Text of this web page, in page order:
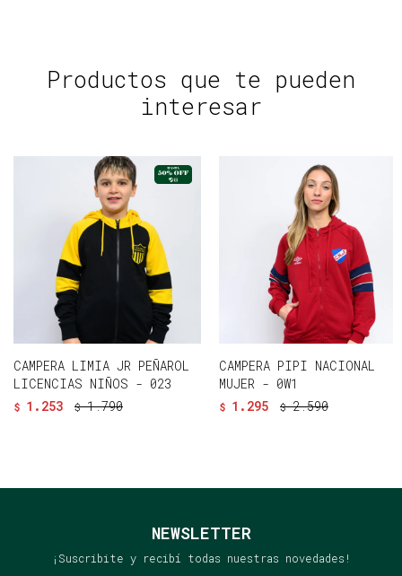
Productos que te pueden
interesar
CAMPERA LIMIA JR PEÑAROL
LICENCIAS NIÑOS - 023
$ 1.253 $ 1.790
CAMPERA PIPI NACIONAL
MUJER - 0W1
$ 1.295 $ 2.590
NEWSLETTER
¡Suscribite y recibí todas nuestras novedades!